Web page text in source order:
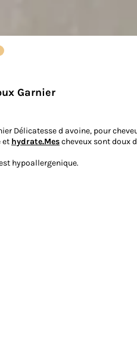
Garnier
Délicatesse d avoine, pour
et hydrate.Mescheveux sont doux
hypoallergenique.